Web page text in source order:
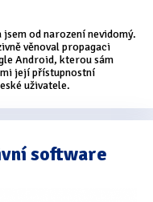
od narození nevidomý.
věnoval propagaci
Android, kterou sám
její přístupnostní
uživatele.
software